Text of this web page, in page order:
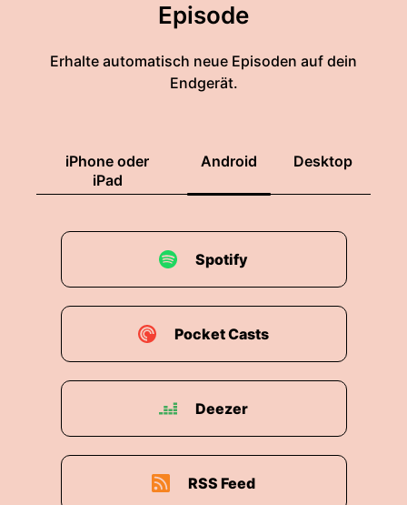
Episode
Erhalte automatisch neue Episoden auf dein
Endgerät.
iPhone oder
iPad
Android Desktop
Spotify
Pocket Casts
Deezer
RSS Feed